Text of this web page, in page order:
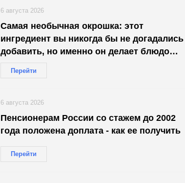
Самая необычная окрошка: этот
ингредиент вы никогда бы не догадались
добавить, но именно он делает блюдо
Перейти
6 августа 2026
Пенсионерам России со стажем до 2002
года положена доплата - как ее получить
Перейти
6 августа 2026